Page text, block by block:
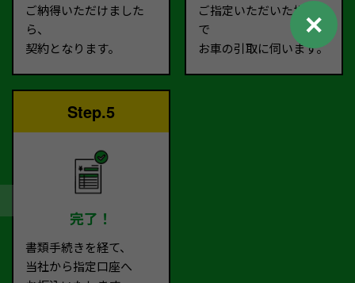
ご納得いただけました
ら、
契約となります。
ご指定いただいた場所ま
で
お車の引取に伺います。
Step.5
完了！
書類手続きを経て、
当社から指定口座へ
✕